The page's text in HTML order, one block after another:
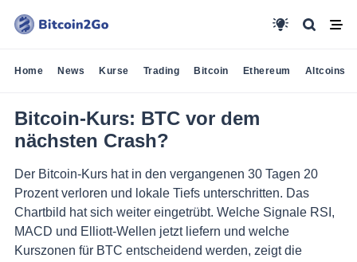
Home News Kurse Trading Bitcoin Ethereum Altcoins
Bitcoin-Kurs: BTC vor dem
nächsten Crash?
Der Bitcoin-Kurs hat in den vergangenen 30 Tagen 20
Prozent verloren und lokale Tiefs unterschritten. Das
Chartbild hat sich weiter eingetrübt. Welche Signale RSI,
MACD und Elliott-Wellen jetzt liefern und welche
Kurszonen für BTC entscheidend werden, zeigt die